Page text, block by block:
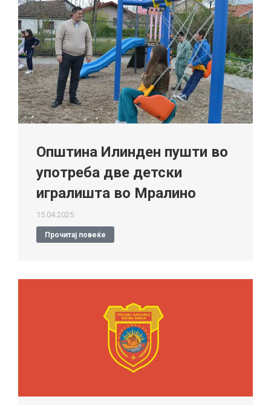
Општина Илинден пушти во
употреба две детски
игралишта во Мралино
15.04.2025
Прочитај повеќе